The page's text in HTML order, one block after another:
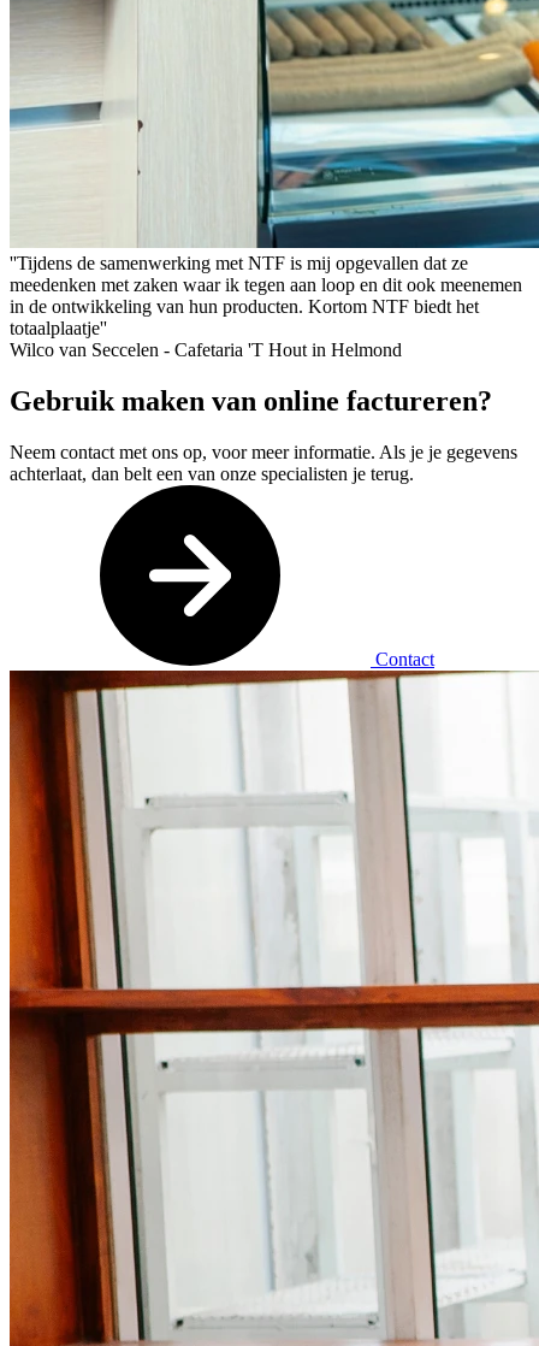
''Tijdens de samenwerking met NTF is mij opgevallen dat ze
meedenken met zaken waar ik tegen aan loop en dit ook meenemen
in de ontwikkeling van hun producten. Kortom NTF biedt het
totaalplaatje''
Wilco van Seccelen - Cafetaria 'T Hout in Helmond
Gebruik maken van online factureren?
Neem contact met ons op, voor meer informatie. Als je je gegevens
achterlaat, dan belt een van onze specialisten je terug.
Contact